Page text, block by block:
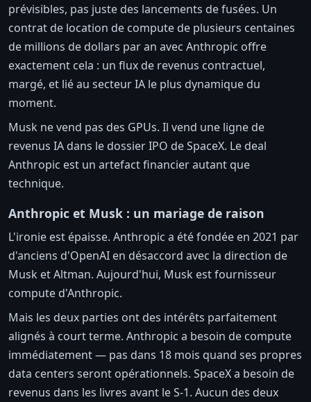
prévisibles, pas juste des lancements de fusées. Un
contrat de location de compute de plusieurs centaines
de millions de dollars par an avec Anthropic offre
exactement cela : un flux de revenus contractuel,
margé, et lié au secteur IA le plus dynamique du
moment.
Musk ne vend pas des GPUs. Il vend une ligne de
revenus IA dans le dossier IPO de SpaceX. Le deal
Anthropic est un artefact financier autant que
technique.
Anthropic et Musk : un mariage de raison
L'ironie est épaisse. Anthropic a été fondée en 2021 par
d'anciens d'OpenAI en désaccord avec la direction de
Musk et Altman. Aujourd'hui, Musk est fournisseur
compute d'Anthropic.
Mais les deux parties ont des intérêts parfaitement
alignés à court terme. Anthropic a besoin de compute
immédiatement — pas dans 18 mois quand ses propres
data centers seront opérationnels. SpaceX a besoin de
revenus dans les livres avant le S-1. Aucun des deux